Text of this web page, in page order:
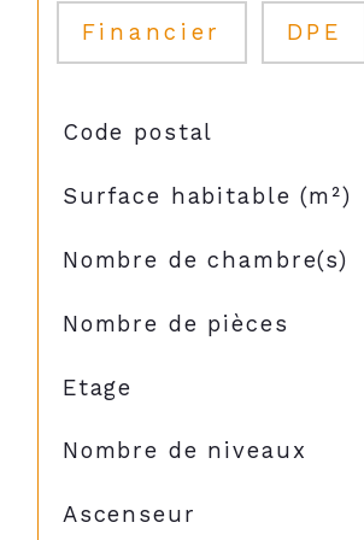
Financier DPE
TRAD_SIROCCO_Caracteristique
Code postal
Surface habitable (m²)
Nombre de chambre(s)
Nombre de pièces
Etage
Nombre de niveaux
Ascenseur